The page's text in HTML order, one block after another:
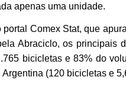
apenas uma unidade.
Comex Stat, que
Abraciclo, os principais
bicicletas e 83% do
(120 bicicletas e